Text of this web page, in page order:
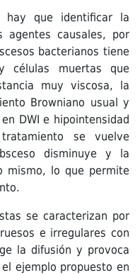
hay que identificar la
agentes causales, por
bacterianos tiene
muertas que
muy viscosa, la
Browniano usual y
DWI e hipointensidad
se vuelve
disminuye y la
mismo, lo que permite
se caracterizan por
e irregulares con
la difusión y provoca
ejemplo propuesto en